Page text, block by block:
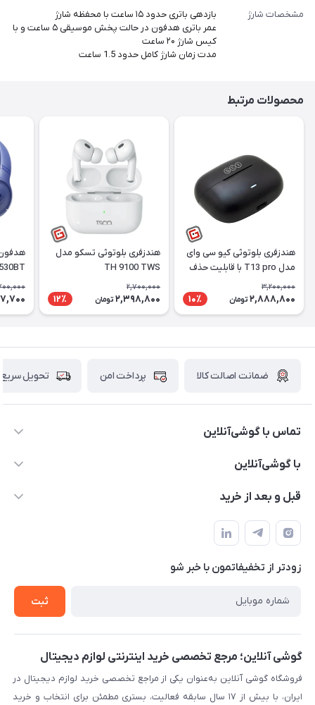
مشخصات شارژ
بازدهی باتری حدود ۱۵ ساعت با محفظه شارژ
عمر باتری هدفون در حالت پخش موسیقی ۵ ساعت و با
کیس شارژ ۲۰ ساعت
مدت زمان شارژ کامل حدود 1.5 ساعت
محصولات مرتبط
هندزفری بلوتوثی کیو سی وای
مدل T13 pro با قابلیت حذف
3,200,000
2,888,800 تومان 10٪
هندزفری بلوتوثی تسکو مدل
TH 9100 TWS
2,700,000
2,398,800 تومان 12٪
ضمانت اصالت کالا پرداخت امن تحویل سریع
تماس با گوشی‌آنلاین
۰۲۱91001221
با گوشی‌آنلاین
درباره ما
حساب کاربری
حریم خصوصی
بلاگ
قبل و بعد از خرید
نحوه خرید از گوشی آنلاین
شرایط ضمانت هفت روزه
روش ارسال کالا در گوشی آنلاین
روش بازگردانی کالا
زودتر از تخفیفاتمون با خبر شو
ثبت
گوشی آنلاین؛ مرجع تخصصی خرید اینترنتی لوازم دیجیتال
فروشگاه گوشی آنلاین به‌عنوان یکی از مراجع تخصصی خرید لوازم دیجیتال در
ایران، با بیش از ۱۷ سال سابقه فعالیت، بستری مطمئن برای انتخاب و خرید